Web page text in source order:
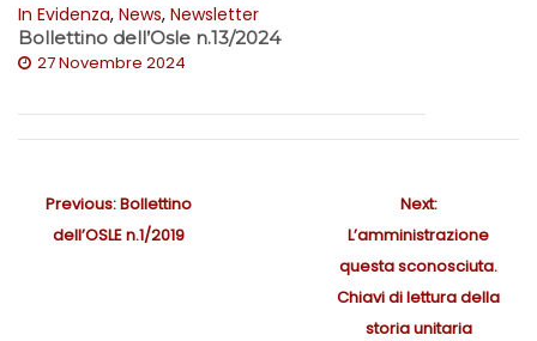
In Evidenza, News, Newsletter
Bollettino dell’Osle n.13/2024
27 Novembre 2024
Previous:P
r
Bollettino
dell’OSLE n.1/2019
Next:N
e
x
t
p
L’amministrazione
questa sconosciuta.
Chiavi di lettura della
storia unitaria